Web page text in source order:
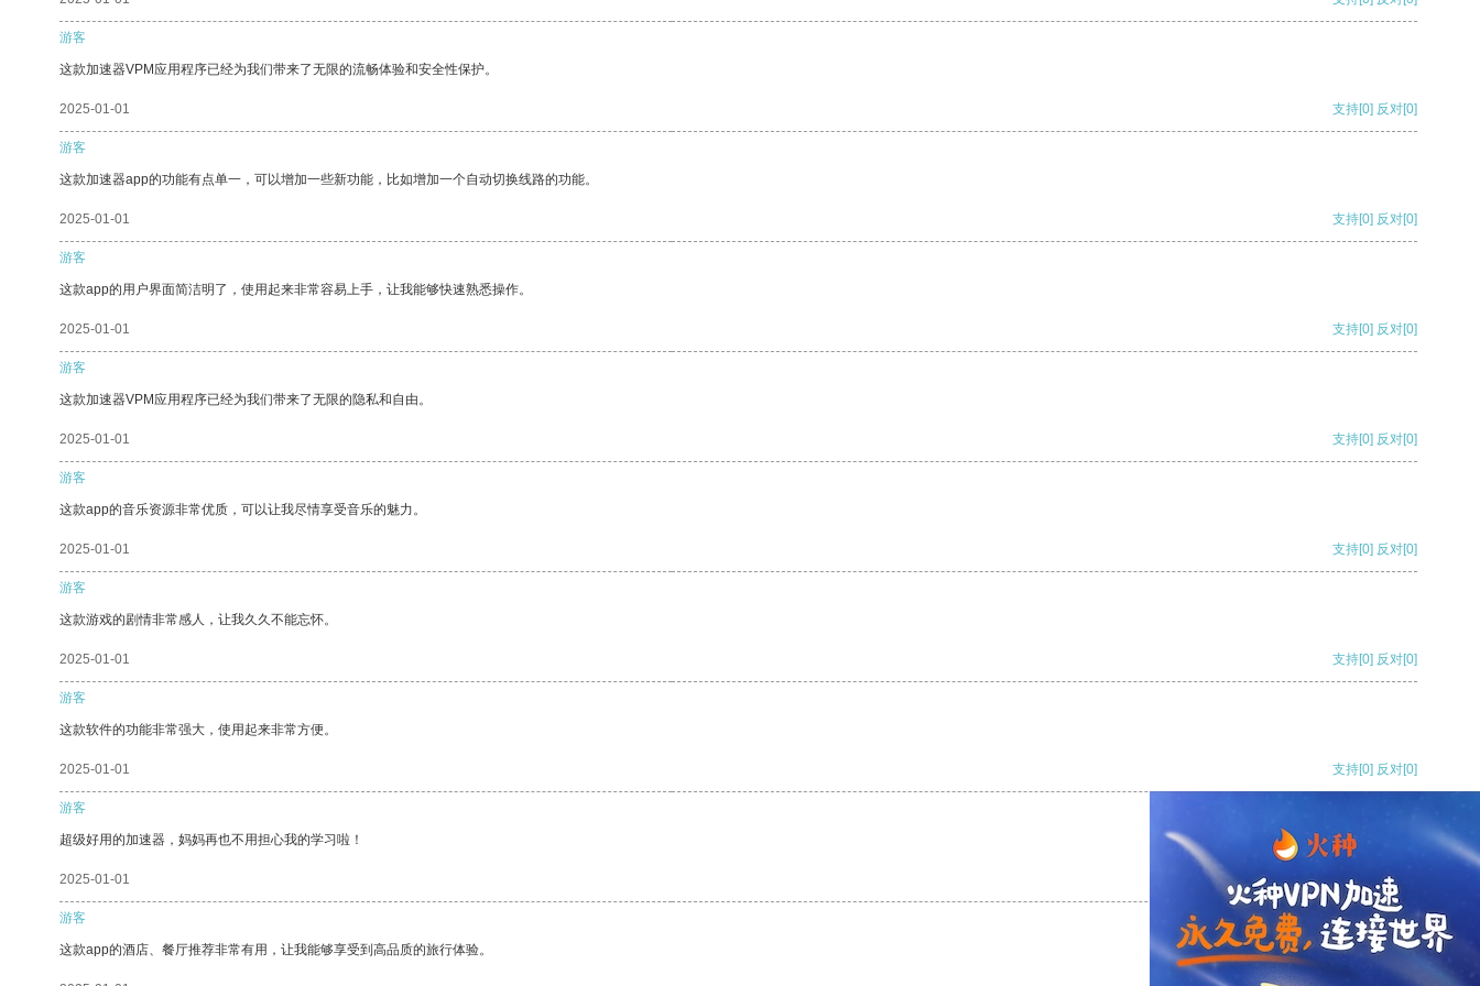
游客
这款加速器VPM应用程序已经为我们带来了无限的流畅体验和安全性保护。
2025-01-01 支持[0] 反对[0]
游客
这款加速器app的功能有点单一，可以增加一些新功能，比如增加一个自动切换线路的功能。
2025-01-01 支持[0] 反对[0]
游客
这款app的用户界面简洁明了，使用起来非常容易上手，让我能够快速熟悉操作。
2025-01-01 支持[0] 反对[0]
游客
这款加速器VPM应用程序已经为我们带来了无限的隐私和自由。
2025-01-01 支持[0] 反对[0]
游客
这款app的音乐资源非常优质，可以让我尽情享受音乐的魅力。
2025-01-01 支持[0] 反对[0]
游客
这款游戏的剧情非常感人，让我久久不能忘怀。
2025-01-01 支持[0] 反对[0]
游客
这款软件的功能非常强大，使用起来非常方便。
2025-01-01 支持[0] 反对[0]
游客
超级好用的加速器，妈妈再也不用担心我的学习啦！
2025-01-01 支持 反对
游客
这款app的酒店、餐厅推荐非常有用，让我能够享受到高品质的旅行体验。